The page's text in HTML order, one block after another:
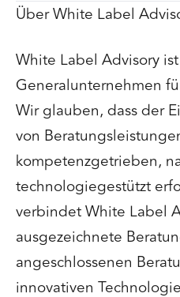
Über White Label
White Label Advisory
Generalunternehmen
Wir glauben, dass der
von
kompetenzgetrieben,
technologiegestützt
verbindet White Label
ausgezeichnete
angeschlossenen
innovativen